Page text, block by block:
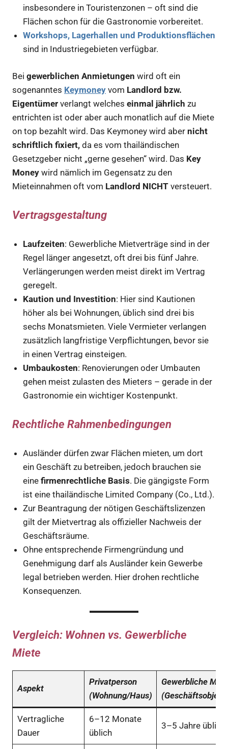
insbesondere in Touristenzonen – oft sind die
Flächen schon für die Gastronomie vorbereitet.
Workshops, Lagerhallen und Produktionsflächen
sind in Industriegebieten verfügbar.
Bei gewerblichen Anmietungen wird oft ein
sogenanntes Keymoney vom Landlord bzw.
Eigentümer verlangt welches einmal jährlich zu
entrichten ist oder aber auch monatlich auf die Miete
on top bezahlt wird. Das Keymoney wird aber nicht
schriftlich fixiert, da es vom thailändischen
Gesetzgeber nicht „gerne gesehen“ wird. Das Key
Money wird nämlich im Gegensatz zu den
Mieteinnahmen oft vom Landlord NICHT versteuert.
Vertragsgestaltung
Laufzeiten: Gewerbliche Mietverträge sind in der
Regel länger angesetzt, oft drei bis fünf Jahre.
Verlängerungen werden meist direkt im Vertrag
geregelt.
Kaution und Investition: Hier sind Kautionen
höher als bei Wohnungen, üblich sind drei bis
sechs Monatsmieten. Viele Vermieter verlangen
zusätzlich langfristige Verpflichtungen, bevor sie
in einen Vertrag einsteigen.
Umbaukosten: Renovierungen oder Umbauten
gehen meist zulasten des Mieters – gerade in der
Gastronomie ein wichtiger Kostenpunkt.
Rechtliche Rahmenbedingungen
Ausländer dürfen zwar Flächen mieten, um dort
ein Geschäft zu betreiben, jedoch brauchen sie
einefirmenrechtliche Basis. Die gängigste Form
ist eine thailändische Limited Company (Co., Ltd.).
Zur Beantragung der nötigen Geschäftslizenzen
gilt der Mietvertrag als offizieller Nachweis der
Geschäftsräume.
Ohne entsprechende Firmengründung und
Genehmigung darf als Ausländer kein Gewerbe
legal betrieben werden. Hier drohen rechtliche
Konsequenzen.
Vergleich: Wohnen vs. Gewerbliche
Miete
Aspekt
Privatperson
(Wohnung/Haus)
Gewerbliche
Vertragliche
Dauer
6–12 Monate
üblich
3–5 Jahre üblich